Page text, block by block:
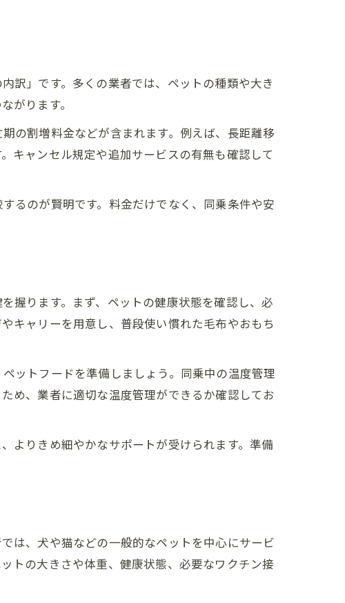
説
訳」です。多くの業者では、ペットの種類や大き
がります。
の割増料金などが含まれます。例えば、長距離移
キャンセル規定や追加サービスの有無も確認して
るのが賢明です。料金だけでなく、同乗条件や安
握ります。まず、ペットの健康状態を確認し、必
キャリーを用意し、普段使い慣れた毛布やおもち
ットフードを準備しましょう。同乗中の温度管理
め、業者に適切な温度管理ができるか確認してお
よりきめ細やかなサポートが受けられます。準備
は、犬や猫などの一般的なペットを中心にサービ
トの大きさや体重、健康状態、必要なワクチン接